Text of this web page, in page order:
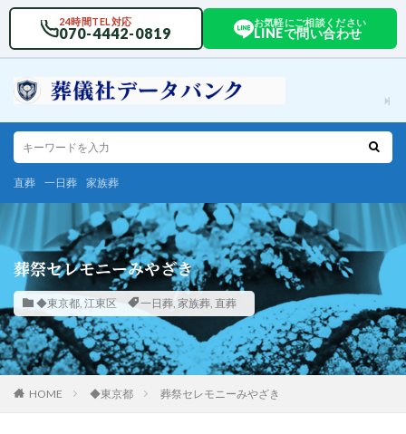
24時間TEL対応
070-4442-0819
お気軽にご相談ください
LINEで問い合わせ
直葬 一日葬 家族葬
葬祭セレモニーみやざき
◆東京都, 江東区 一日葬, 家族葬, 直葬
HOME ◆東京都 葬祭セレモニーみやざき